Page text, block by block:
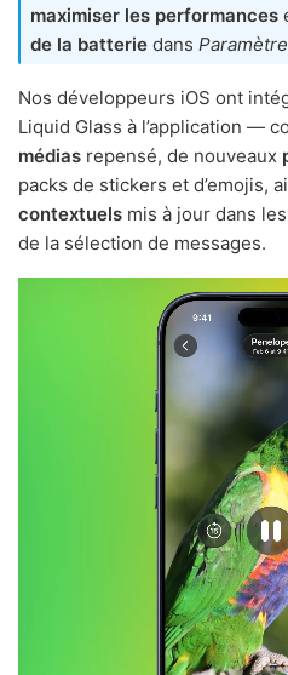
maximiser les performances
de la batterie dans
Nos développeurs iOS ont
Liquid Glass à l’application —
médias repensé, de nouveaux
packs de stickers et d’emojis,
contextuels mis à jour dans
de la sélection de messages.